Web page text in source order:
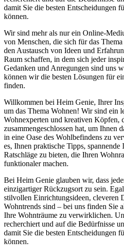
damit Sie die besten Entscheidungen
können.
Wir sind mehr als nur ein Online-
von Menschen, die sich für das
den Austausch von Ideen und
Raum schaffen, in dem sich jeder
Gedanken und Anregungen sind uns
können wir die besten Lösungen für
finden.
Willkommen bei Heim Genie, Ihrer
um das Thema Wohnen! Wir sind ein
Wohnexperten und kreativen Köpfen,
zusammengeschlossen hat, um Ihnen
in eine Oase des Wohlbefindens zu
es, Ihnen praktische Tipps,
Ratschläge zu bieten, die Ihren
funktionaler machen.
Bei Heim Genie glauben wir, dass
einzigartiger Rückzugsort zu sein.
stilvollen Einrichtungsideen, cleveren
Wohntrends sind – bei uns finden Sie
Ihre Wohnträume zu verwirklichen.
recherchiert und auf die Bedürfnisse
damit Sie die besten Entscheidungen
können.